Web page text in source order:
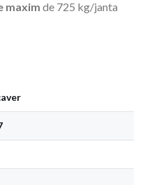
maxim de 725 kg/janta